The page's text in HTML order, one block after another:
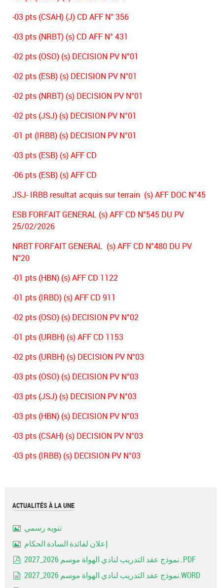
-03 pts (CSAH) (J) CD AFF N° 356
-03 pts (NRBT) (s) CD AFF N° 431
-02 pts (OSO) (s) DECISION PV N°01
-02 pts (ESB) (s) DECISION PV N°01
-02 pts (NRBT) (s) DECISION PV N°01
-02 pts (JSJ) (s) DECISION PV N°01
-01 pt (IRBB) (s) DECISION PV N°01
-03 pts (ESB) (s) AFF CD
-06 pts (ESB) (s) AFF CD
JSJ- IRBB resultat acquis sur terrain (s) AFF DOC N°45
ESB FORFAIT GENERAL (s) AFF CD N°545 DU PV
25/02/2026
NRBT FORFAIT GENERAL (s) AFF CD N°480 DU PV
N°20
-01 pts (HBN) (s) AFF CD 1122
-01 pts (IRBD) (s) AFF CD 911
-02 pts (OSO) (s) DECISION PV N°02
-01 pts (URBH) (s) AFF CD 1153
-02 pts (URBH) (s) DECISION PV N°03
-03 pts (OSO) (s) DECISION PV N°03
-03 pts (JSJ) (s) DECISION PV N°03
-03 pts (HBN) (s) DECISION PV N°03
-03 pts (CSAH) (s) DECISION PV N°03
-03 pts (IRBB) (s) DECISION PV N°03
ACTUALITÉS À LA UNE
تنويه رسمي
إعلان لفائدة السادة الحكام
نموذج عقد التدريب لنادي الهواة موسم 2026_2027..PDF
نموذج عقد التدريب لنادي الهواة موسم 2026_2027.WORD